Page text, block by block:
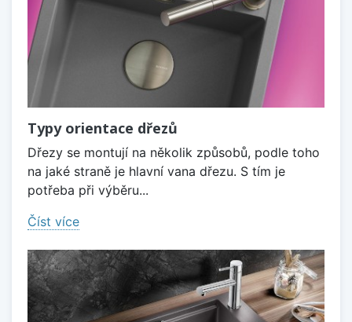
Typy orientace dřezů
Dřezy se montují na několik způsobů, podle toho
na jaké straně je hlavní vana dřezu. S tím je
potřeba při výběru...
Číst více